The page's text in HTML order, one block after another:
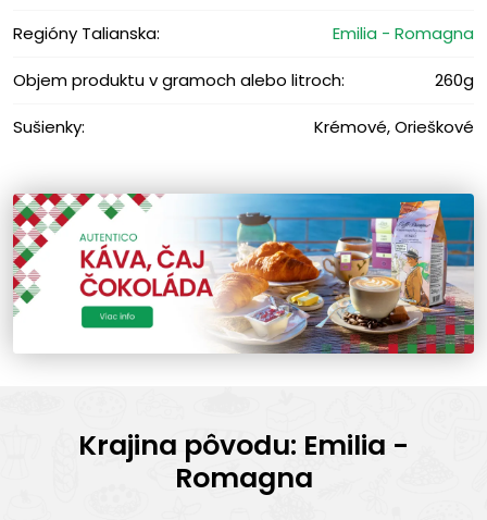
Regióny Talianska: Emilia - Romagna
Objem produktu v gramoch alebo litroch: 260g
Sušienky: Krémové, Orieškové
Krajina pôvodu: Emilia -
Romagna